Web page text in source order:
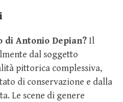
di Antonio Depian?Il
dal soggetto
pittorica complessiva,
di conservazione e dalla
Le scene di genere